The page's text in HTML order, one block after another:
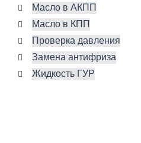
Масло в АКПП
Масло в КПП
Проверка давления
Замена антифриза
Жидкость ГУР